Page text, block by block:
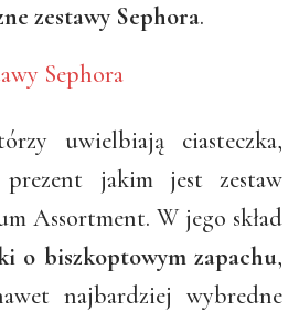
zestawy Sephora.
uwielbiają ciasteczka,
prezent jakim jest zestaw
Assortment. W jego skład
o biszkoptowym zapachu,
najbardziej wybredne